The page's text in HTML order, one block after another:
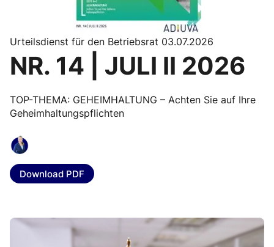
Urteilsdienst für den Betriebsrat 03.07.2026
NR. 14 | JULI II 2026
TOP-THEMA: GEHEIMHALTUNG – Achten Sie auf Ihre
Geheimhaltungspflichten
Download PDF